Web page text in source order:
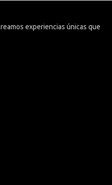
experiencias únicas que